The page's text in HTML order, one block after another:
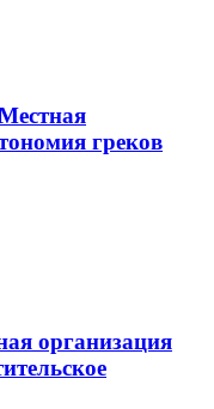
греков
организация